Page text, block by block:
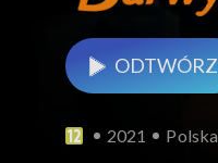
ODTWÓRZ
2021 Polska